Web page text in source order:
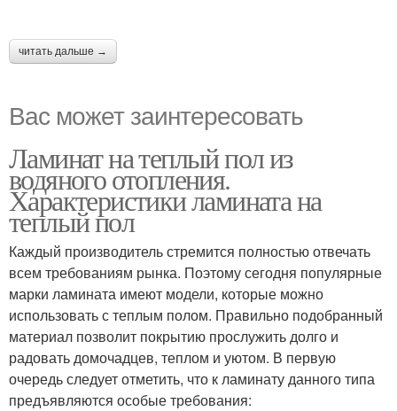
читать дальше →
Вас может заинтересовать
Ламинат на теплый пол из
водяного отопления.
Характеристики ламината на
теплый пол
Каждый производитель стремится полностью отвечать
всем требованиям рынка. Поэтому сегодня популярные
марки ламината имеют модели, которые можно
использовать с теплым полом. Правильно подобранный
материал позволит покрытию прослужить долго и
радовать домочадцев, теплом и уютом. В первую
очередь следует отметить, что к ламинату данного типа
предъявляются особые требования: